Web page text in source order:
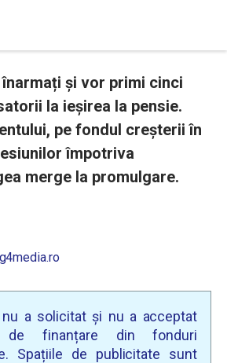
și vor primi cinci
la ieșirea la pensie.
pe fondul creșterii în
împotriva
merge la promulgare.
g4media.ro
nu a solicitat și nu a acceptat
finanțare din fonduri
Spațiile de publicitate sunt